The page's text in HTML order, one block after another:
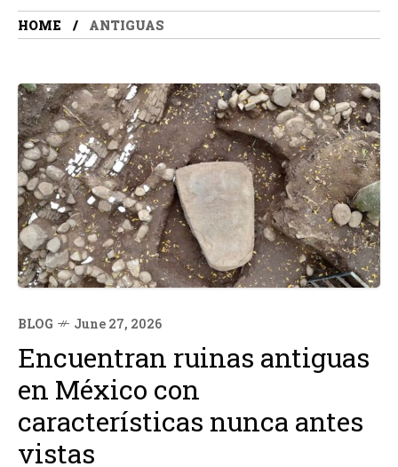
HOME ANTIGUAS
BLOG June 27, 2026
Encuentran ruinas antiguas
en México con
características nunca antes
vistas